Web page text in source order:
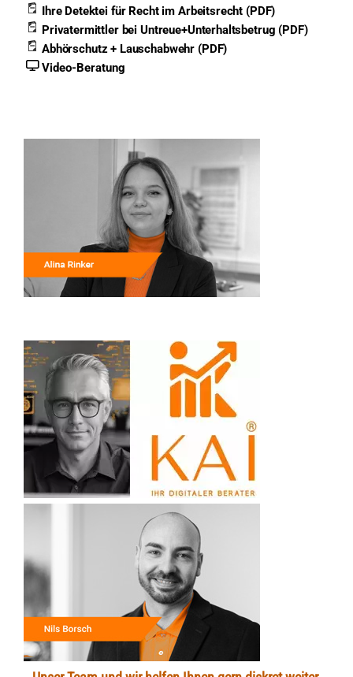
Ihre Detektei für Recht im Arbeitsrecht (PDF)
Privatermittler bei Untreue+Unterhaltsbetrug (PDF)
Abhörschutz + Lauschabwehr (PDF)
Video-Beratung